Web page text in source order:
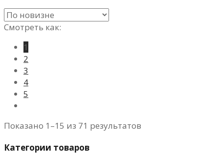
Смотреть как:
1
2
3
4
5
Показано 1–15 из 71 результатов
Категории товаров